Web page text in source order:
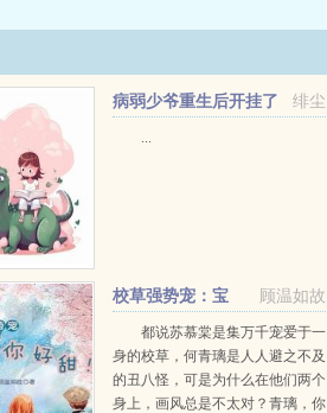
绯尘
病弱少爷重生后开挂了
...
顾温如故
校草强势宠：宝
贝，你好甜！
都说苏慕棠是集万千宠爱于一
身的校草，何青璃是人人避之不及
的丑八怪，可是为什么在他们两个
身上，画风总是不太对？青璃，你